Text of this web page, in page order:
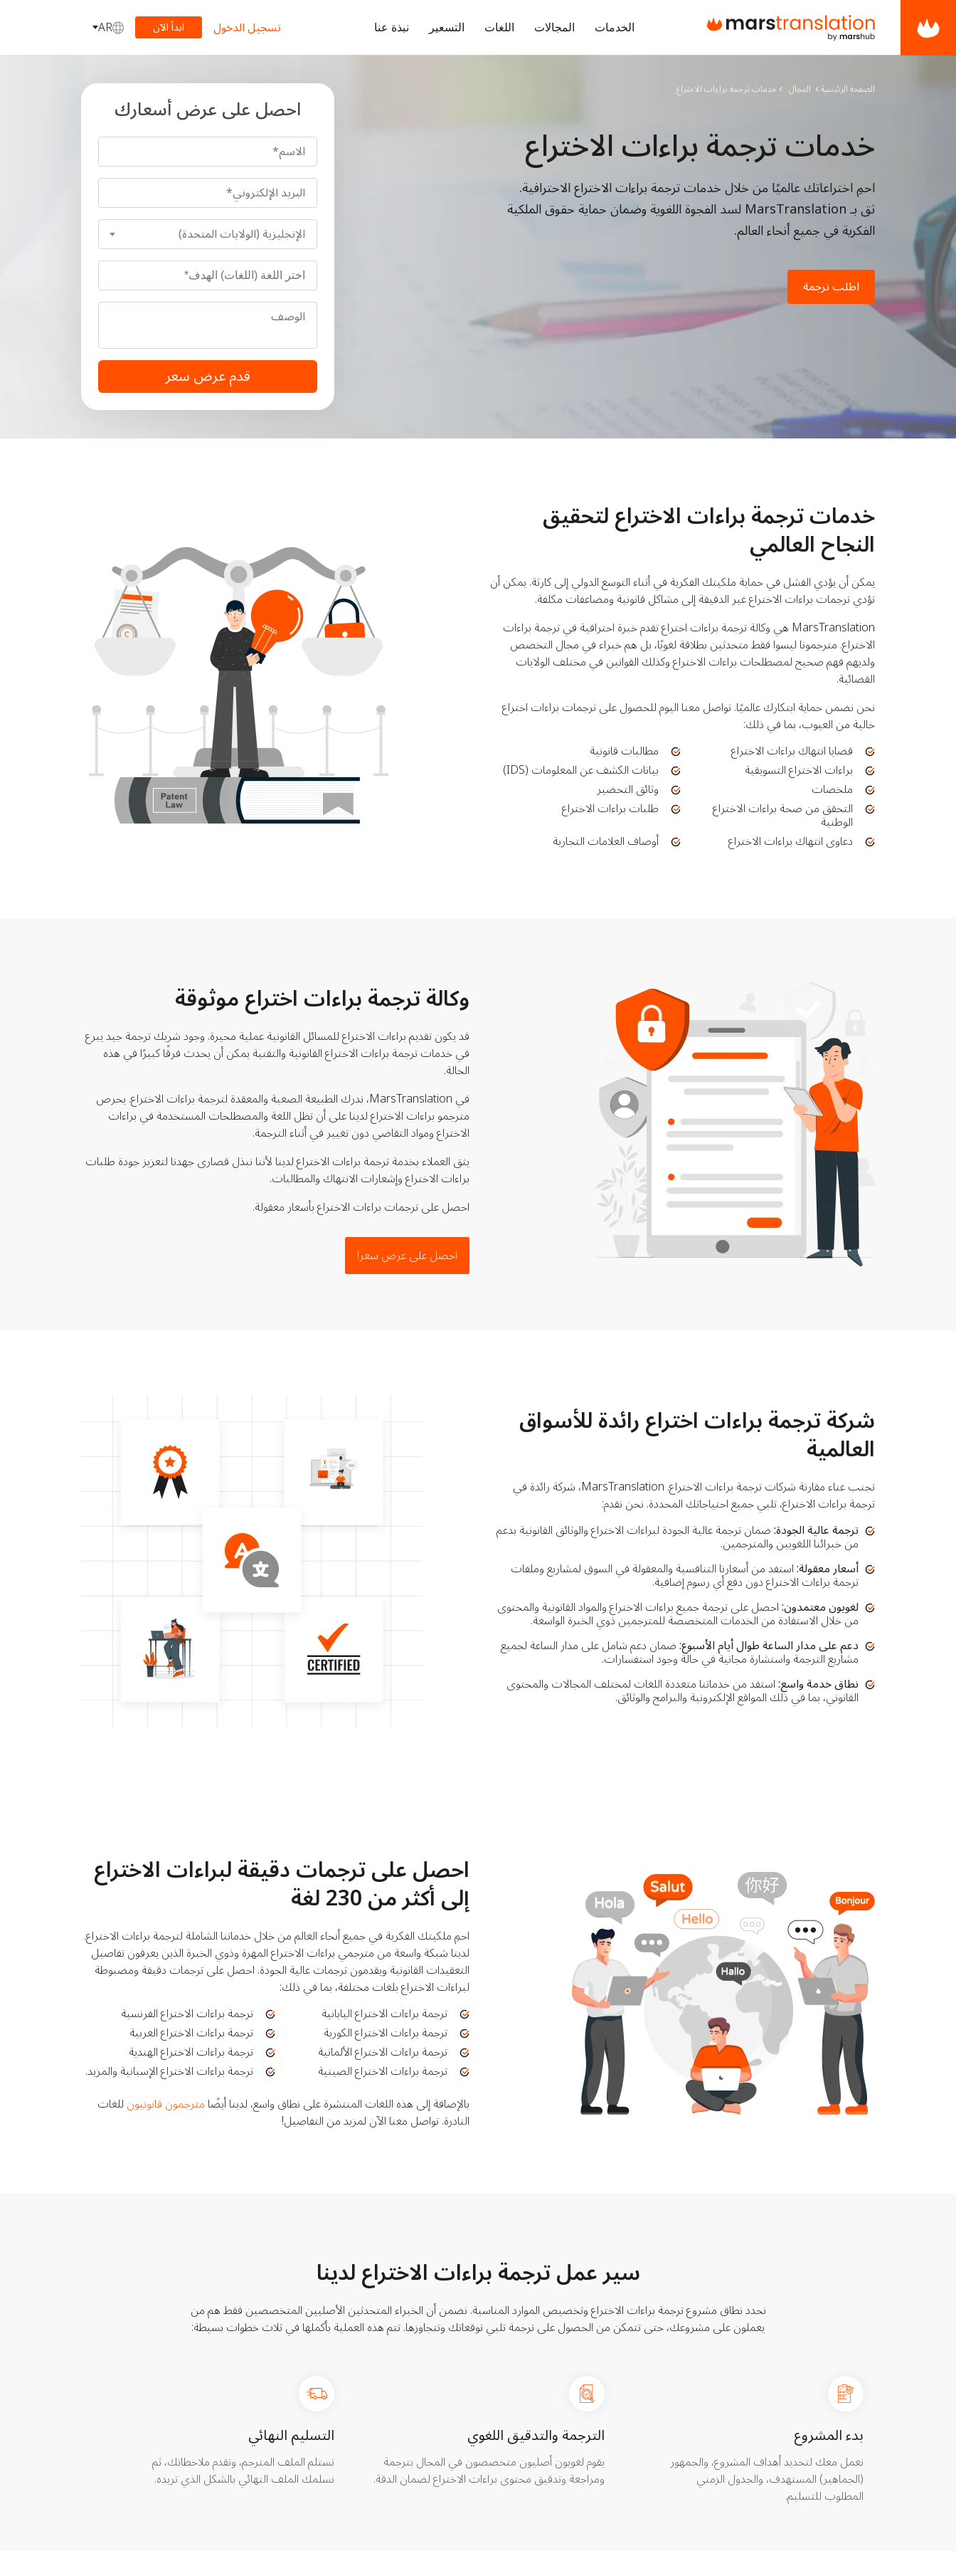
الخدمات المجالات اللغات التسعير نبذة عنا تسجيل الدخول ابدأ الآن AR
الصفحة الرئيسية المجال خدمات ترجمة براءات الاختراع
خدمات ترجمة براءات الاختراع
احمِ اختراعاتك عالميًا من خلال خدمات ترجمة براءات الاختراع الاحترافية.
ثق بـ MarsTranslation لسد الفجوة اللغوية وضمان حماية حقوق الملكية
الفكرية في جميع أنحاء العالم.
اطلب ترجمة
احصل على عرض أسعارك
الإنجليزية (الولايات المتحدة)
قدم عرض سعر
خدمات ترجمة براءات الاختراع لتحقيق
النجاح العالمي
يمكن أن يؤدي الفشل في حماية ملكيتك الفكرية في أثناء التوسع الدولي إلى كارثة. يمكن أن
تؤدي ترجمات براءات الاختراع غير الدقيقة إلى مشاكل قانونية ومضاعفات مكلفة.
MarsTranslation هي وكالة ترجمة براءات اختراع تقدم خبرة احترافية في ترجمة براءات
الاختراع. مترجمونا ليسوا فقط متحدثين بطلاقة لغويًا، بل هم خبراء في مجال التخصص
ولديهم فهم صحيح لمصطلحات براءات الاختراع وكذلك القوانين في مختلف الولايات
القضائية.
نحن نضمن حماية ابتكارك عالميًا. تواصل معنا اليوم للحصول على ترجمات براءات اختراع
خالية من العيوب، بما في ذلك:
قضايا انتهاك براءات الاختراع
مطالبات قانونية
براءات الاختراع التسويقية بيانات الكشف عن المعلومات (IDS)
ملخصات وثائق التحضير
التحقق من صحة براءات الاختراع
الوطنية
طلبات براءات الاختراع
دعاوى انتهاك براءات الاختراع
أوصاف العلامات التجارية
وكالة ترجمة براءات اختراع موثوقة
قد يكون تقديم براءات الاختراع للمسائل القانونية عملية محيرة. وجود شريك ترجمة جيد يبرع
في خدمات ترجمة براءات الاختراع القانونية والتقنية يمكن أن يحدث فرقًا كبيرًا في هذه
الحالة.
في MarsTranslation، ندرك الطبيعة الصعبة والمعقدة لترجمة براءات الاختراع. يحرص
مترجمو براءات الاختراع لدينا على أن تظل اللغة والمصطلحات المستخدمة في براءات
الاختراع ومواد التقاضي دون تغيير في أثناء الترجمة.
يثق العملاء بخدمة ترجمة براءات الاختراع لدينا لأننا نبذل قصارى جهدنا لتعزيز جودة طلبات
براءات الاختراع وإشعارات الانتهاك والمطالبات.
احصل على ترجمات براءات الاختراع بأسعار معقولة.
احصل على عرض سعر!
شركة ترجمة براءات اختراع رائدة للأسواق
العالمية
تجنب عناء مقارنة شركات ترجمة براءات الاختراع. MarsTranslation، شركة رائدة في
ترجمة براءات الاختراع، تلبي جميع احتياجاتك المحددة. نحن نقدم:
ترجمة عالية الجودة:ضمان ترجمة عالية الجودة لبراءات الاختراع والوثائق القانونية بدعم
من خبرائنا اللغويين والمترجمين.
أسعار معقولة:استفد من أسعارنا التنافسية والمعقولة في السوق لمشاريع وملفات
ترجمة براءات الاختراع دون دفع أي رسوم إضافية.
لغويون معتمدون:احصل على ترجمة جميع براءات الاختراع والمواد القانونية والمحتوى
من خلال الاستفادة من الخدمات المتخصصة للمترجمين ذوي الخبرة الواسعة.
دعم على مدار الساعة طوال أيام الأسبوع:ضمان دعم شامل على مدار الساعة لجميع
مشاريع الترجمة واستشارة مجانية في حالة وجود استفسارات.
نطاق خدمة واسع:استفد من خدماتنا متعددة اللغات لمختلف المجالات والمحتوى
القانوني، بما في ذلك المواقع الإلكترونية والبرامج والوثائق.
احصل على ترجمات دقيقة لبراءات الاختراع
إلى أكثر من 230 لغة
احمِ ملكيتك الفكرية في جميع أنحاء العالم من خلال خدماتنا الشاملة لترجمة براءات الاختراع.
لدينا شبكة واسعة من مترجمي براءات الاختراع المهرة وذوي الخبرة الذين يعرفون تفاصيل
التعقيدات القانونية ويقدمون ترجمات عالية الجودة. احصل على ترجمات دقيقة ومضبوطة
لبراءات الاختراع بلغات مختلفة، بما في ذلك:
ترجمة براءات الاختراع اليابانية
ترجمة براءات الاختراع الفرنسية
ترجمة براءات الاختراع الكورية ترجمة براءات الاختراع العربية
ترجمة براءات الاختراع الألمانية ترجمة براءات الاختراع الهندية
ترجمة براءات الاختراع الصينية
ترجمة براءات الاختراع الإسبانية والمزيد.
بالإضافة إلى هذه اللغات المنتشرة على نطاق واسع، لدينا أيضًامترجمون قانونيونللغات
النادرة. تواصل معنا الآن لمزيد من التفاصيل!
سير عمل ترجمة براءات الاختراع لدينا
نحدد نطاق مشروع ترجمة براءات الاختراع وتخصيص الموارد المناسبة. نضمن أن الخبراء المتحدثين الأصليين المتخصصين فقط هم من
يعملون على مشروعك، حتى تتمكن من الحصول على ترجمة تلبي توقعاتك وتتجاوزها. تتم هذه العملية بأكملها في ثلاث خطوات بسيطة:
بدء المشروع
نعمل معك لتحديد أهداف المشروع، والجمهور
(الجماهير) المستهدف، والجدول الزمني
المطلوب للتسليم.
الترجمة والتدقيق اللغوي
يقوم لغويون أصليون متخصصون في المجال بترجمة
ومراجعة وتدقيق محتوى براءات الاختراع لضمان الدقة.
التسليم النهائي
تستلم الملف المترجم، وتقدم ملاحظاتك، ثم
نسلمك الملف النهائي بالشكل الذي تريده.